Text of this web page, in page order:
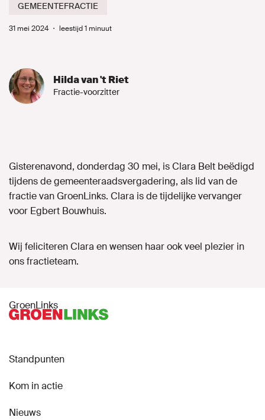
GEMEENTEFRACTIE
31 mei 2024 ・ leestijd 1 minuut
Hilda van 't Riet
Fractie-voorzitter
Gisterenavond, donderdag 30 mei, is Clara Belt beëdigd
tijdens de gemeenteraadsvergadering, als lid van de
fractie van GroenLinks. Clara is de tijdelijke vervanger
voor Egbert Bouwhuis.
Wij feliciteren Clara en wensen haar ook veel plezier in
ons fractieteam.
GroenLinks
Standpunten
Kom in actie
Nieuws